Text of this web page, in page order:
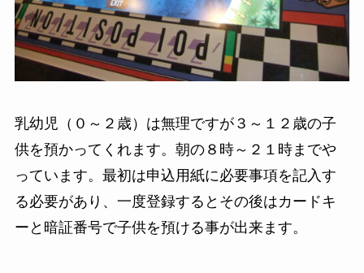
乳幼児（０～２歳）は無理ですが３～１２歳の子
供を預かってくれます。朝の８時～２１時までや
っています。最初は申込用紙に必要事項を記入す
る必要があり、一度登録するとその後はカードキ
ーと暗証番号で子供を預ける事が出来ます。